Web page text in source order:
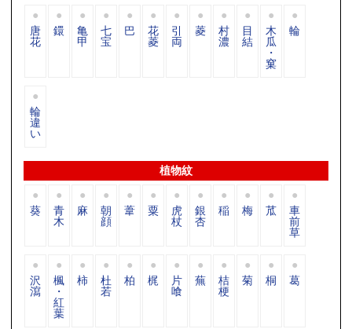
唐
花
鐶 亀
甲
七
宝
巴 花
菱
引
両
菱 村
濃
目
結
木
瓜
・
窠
輪
輪
違
い
植物紋
葵 青
木
麻 朝
顔
葦 粟 虎
杖
銀
杏
稲 梅 苽 車
前
草
沢
瀉
楓
・
紅
葉
柿 杜
若
柏 梶 片
喰
蕪 桔
梗
菊 桐 葛